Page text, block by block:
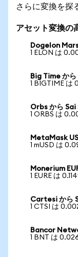
さらに変換を探
アセット変換の
Dogelon
1 ELON は
Big Time か
1 BIGTIME は
Orbs から
1 ORBS は
MetaMask
1 mUSD は
Monerium
1 EURE は
Cartesi から
1 CTSI は
Bancor
1 BNT は